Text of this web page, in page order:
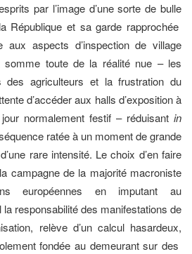
par l’image d’une sorte de bulle
République et sa garde rapprochée
aux aspects d’inspection de village
somme toute de la réalité nue – les
des agriculteurs et la frustration du
d’accéder aux halls d’exposition à
jour normalement festif – réduisant in
ratée à un moment de grande
rare intensité. Le choix d’en faire
campagne de la majorité macroniste
européennes en imputant au
responsabilité des manifestations de
relève d’un calcul hasardeux,
fondée au demeurant sur des